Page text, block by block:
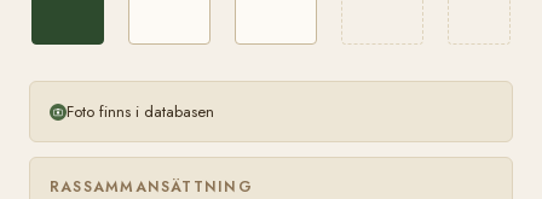
Foto finns i databasen
RASSAMMANSÄTTNING